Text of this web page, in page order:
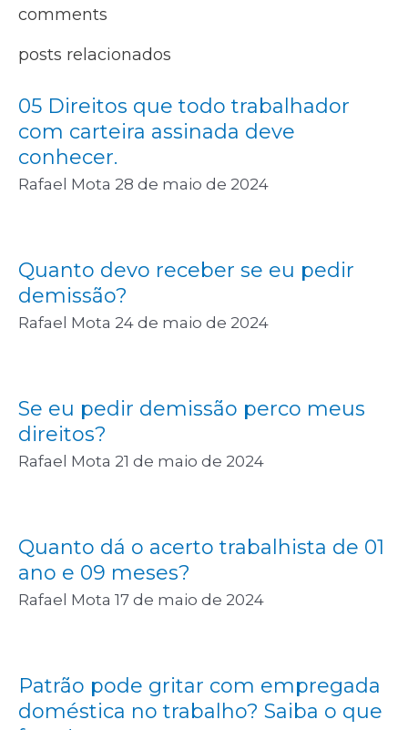
comments
posts relacionados
05 Direitos que todo trabalhador
com carteira assinada deve
conhecer.
Rafael Mota 28 de maio de 2024
Quanto devo receber se eu pedir
demissão?
Rafael Mota 24 de maio de 2024
Se eu pedir demissão perco meus
direitos?
Rafael Mota 21 de maio de 2024
Quanto dá o acerto trabalhista de 01
ano e 09 meses?
Rafael Mota 17 de maio de 2024
Patrão pode gritar com empregada
doméstica no trabalho? Saiba o que